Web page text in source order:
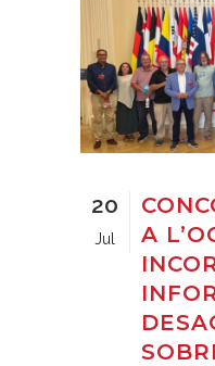
20
Jul
A